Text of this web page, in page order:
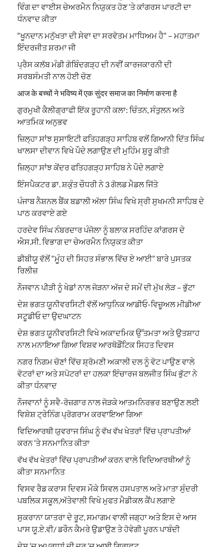
ਵਿੰਗ ਦਾ ਵਾਈਸ ਚੇਅਰਮੈਨ ਨਿਯੁਕਤ ਹੋਣ ‘ਤੇ ਕਾਂਗਰਸ ਪਾਰਟੀ ਦਾ
ਧੰਨਵਾਦ ਕੀਤਾ
“ਖੂਨਦਾਨ ਮਨੁੱਖਤਾ ਦੀ ਸੇਵਾ ਦਾ ਸਰਵੋਤਮ ਮਾਧਿਅਮ ਹੈ” – ਮਹਾਤਮਾ
ਇੰਦਰਜੀਤ ਸ਼ਰਮਾ ਜੀ
ਪ੍ਰੈਸ ਕਲੱਬ ਮੰਡੀ ਗੋਬਿੰਦਗੜ੍ਹ ਦੀ ਨਵੀਂ ਕਾਰਜਕਾਰਨੀ ਦੀ
ਸਰਬਸੰਮਤੀ ਨਾਲ ਹੋਈ ਚੋਣ
आज के बच्चों ने भविष्य में एक सुंदर समाज का निर्माण करना है
ਗੁਰਮੁਖੀ ਕੈਲੀਗ੍ਰਾਫੀ ਇੱਕ ਰੂਹਾਨੀ ਕਲਾ: ਚਿੰਤਨ, ਸੰਤੁਲਨ ਅਤੇ
ਆਤਮਿਕ ਅਨੁਭਵ
ਜ਼ਿਲ੍ਹਾ ਸਾਂਝ ਸੁਸਾਇਟੀ ਫਤਿਹਗੜ੍ਹ ਸਾਹਿਬ ਵਲੋਂ ਗਿਆਨੀ ਦਿੱਤ ਸਿੰਘ
ਖਾਲਸਾ ਦੀਵਾਨ ਵਿਖੇ ਪੌਦੇ ਲਗਾਉਣ ਦੀ ਮੁਹਿੰਮ ਸ਼ੁਰੂ ਕੀਤੀ
ਜ਼ਿਲ੍ਹਾ ਸਾਂਝ ਕੇਂਦਰ ਫਤਿਹਗੜ੍ਹ ਸਾਹਿਬ ਨੇ ਪੌਦੇ ਲਗਾਏ
ਇੰਸਪੈਕਟਰ ਡਾ. ਸ਼ਕੁੰਤ ਚੌਧਰੀ ਨੇ 3 ਗੋਲਡ ਮੈਡਲ ਜਿੱਤੇ
ਪੰਜਾਬ ਨੈਸ਼ਨਲ ਬੈਂਕ ਬਡਾਲੀ ਅੱਲਾ ਸਿੰਘ ਵਿਖੇ ਸ੍ਰੀ ਸੁਖਮਨੀ ਸਾਹਿਬ ਦੇ
ਪਾਠ ਕਰਵਾਏ ਗਏ
ਹਰਦੇਵ ਸਿੰਘ ਨੰਬਰਦਾਰ ਪੰਜੋਲਾ ਨੂੰ ਬਲਾਕ ਸਰਹਿੰਦ ਕਾਂਗਰਸ ਦੇ
ਐਸ.ਸੀ. ਵਿਭਾਗ ਦਾ ਚੇਅਰਮੈਨ ਨਿਯੁਕਤ ਕੀਤਾ
ਡੀਬੀਯੂ ਵੱਲੋਂ “ਮੂੰਹ ਦੀ ਸਿਹਤ ਸੰਭਾਲ ਵਿੱਚ ਏ ਆਈ” ਬਾਰੇ ਪੁਸਤਕ
ਰਿਲੀਜ਼
ਨੌਜਵਾਨ ਪੀੜੀ ਨੂੰ ਖੇਡਾਂ ਨਾਲ ਜੋੜਨਾ ਅੱਜ ਦੇ ਸਮੇਂ ਦੀ ਮੁੱਖ ਲੋੜ – ਭੁੱਟਾ
ਦੇਸ਼ ਭਗਤ ਯੂਨੀਵਰਸਿਟੀ ਵੱਲੋਂ ਆਧੁਨਿਕ ਆਡੀਓ-ਵਿਜ਼ੂਅਲ ਮੀਡੀਆ
ਸਟੂਡੀਓ ਦਾ ਉਦਘਾਟਨ
ਦੇਸ਼ ਭਗਤ ਯੂਨੀਵਰਸਿਟੀ ਵਿਖੇ ਅਕਾਦਮਿਕ ਉੱਤਮਤਾ ਅਤੇ ਉਤਸ਼ਾਹ
ਨਾਲ ਮਨਾਇਆ ਗਿਆ ਵਿਸ਼ਵ ਆਰਥੋਡੌਂਟਿਕ ਸਿਹਤ ਦਿਵਸ
ਨਗਰ ਨਿਗਮ ਚੋਣਾਂ ਵਿੱਚ ਸ਼੍ਰੋਮਣੀ ਅਕਾਲੀ ਦਲ ਨੂੰ ਵੋਟ ਪਾਉਣ ਵਾਲੇ
ਵੋਟਰਾਂ ਦਾ ਅਤੇ ਸਪੋਟਰਾਂ ਦਾ ਹਲਕਾ ਇੰਚਾਰਜ ਬਲਜੀਤ ਸਿੰਘ ਭੁੱਟਾ ਨੇ
ਕੀਤਾ ਧੰਨਵਾਦ
ਨੌਜਵਾਨਾਂ ਨੂੰ ਸਵੈ-ਰੋਜ਼ਗਾਰ ਨਾਲ ਜੋੜਕੇ ਆਤਮਨਿਰਭਰ ਬਣਾਉਣ ਲਈ
ਵਿਸ਼ੇਸ਼ ਟ੍ਰੇਨਿੰਗ ਪ੍ਰੋਗਰਾਮ ਕਰਵਾਇਆ ਗਿਆ
ਵਿਦਿਆਰਥੀ ਯੁਵਰਾਜ ਸਿੰਘ ਨੂੰ ਵੱਖ ਵੱਖ ਖੇਤਰਾਂ ਵਿੱਚ ਪ੍ਰਾਪਤੀਆਂ
ਕਰਨ ‘ਤੇ ਸਨਮਾਨਿਤ ਕੀਤਾ
ਵੱਖ ਵੱਖ ਖੇਤਰਾਂ ਵਿੱਚ ਪ੍ਰਾਪਤੀਆਂ ਕਰਨ ਵਾਲੇ ਵਿਦਿਆਰਥੀਆਂ ਨੂੰ
ਕੀਤਾ ਸਨਮਾਨਿਤ
ਵਿਸਵ ਰੈਡ ਕਰਾਸ ਦਿਵਸ ਮੌਕੇ ਸਿਵਲ ਹਸਪਤਾਲ ਅਤੇ ਮਾਤਾ ਸੁੰਦਰੀ
ਪਬਲਿਕ ਸਕੂਲ,ਅੱਤੇਵਾਲੀ ਵਿਖੇ ਮੁਫਤ ਮੈਡੀਕਲ ਕੈਂਪ ਲਗਾਏ
ਸੁਕਰਾਨਾ ਯਾਤਰਾ ਦੇ ਰੂਟ, ਸਮਾਗਮ ਵਾਲੀ ਜਗ੍ਹਾ ਅਤੇ ਇਸ ਦੇ ਆਸ
ਪਾਸ ਯੂ.ਏ.ਵੀ/ ਡਰੌਨ ਕੈਮਰੇ ਉਡਾਉਣ ਤੇ ਹੋਵੇਗੀ ਪੂਰਨ ਪਾਬੰਦੀ